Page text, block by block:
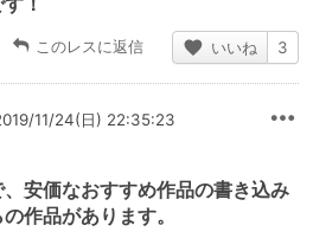
このレスに返信 いいね 3
11/24(日) 22:35:23
安価なおすすめ作品の書き込み
作品があります。